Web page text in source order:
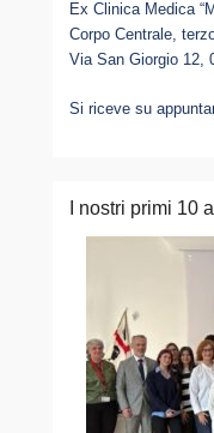
Ex Clinica Medica
Corpo Centrale,
Via San Giorgio 12,
Si riceve su
I nostri primi 10